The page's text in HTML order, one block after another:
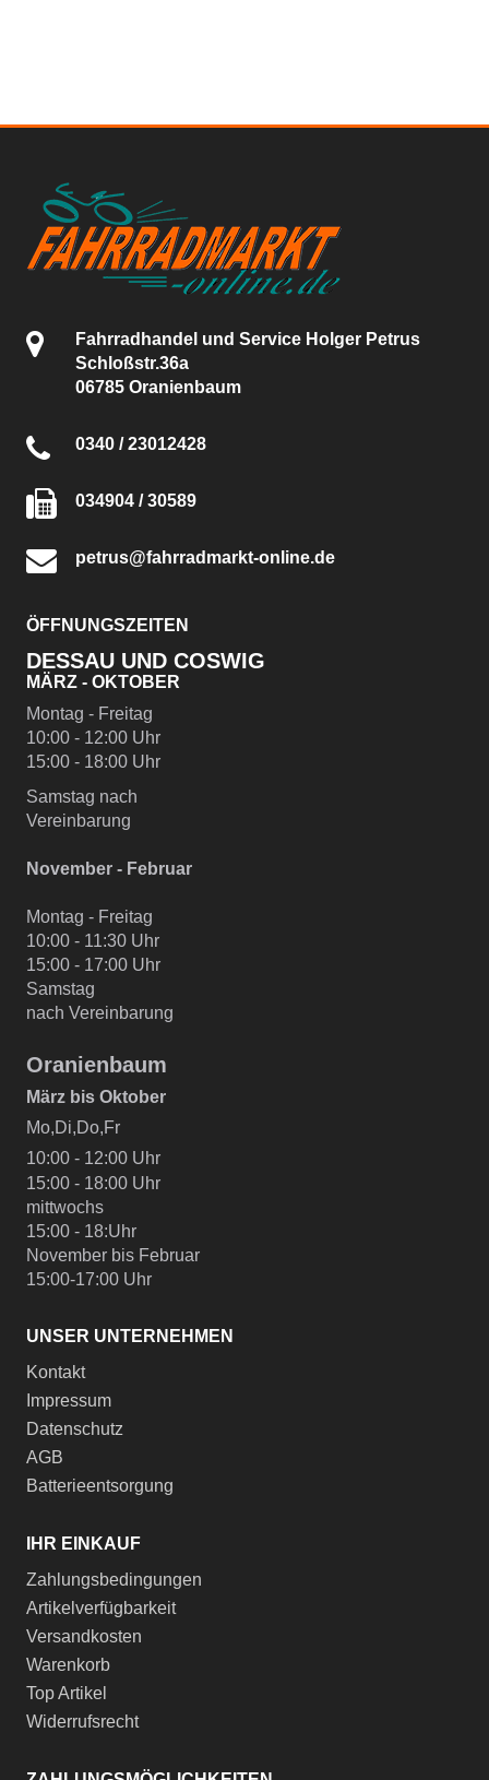
Fahrradhandel und Service Holger Petrus
Schloßstr.36a
06785 Oranienbaum
0340 / 23012428
034904 / 30589
petrus@fahrradmarkt-online.de
ÖFFNUNGSZEITEN
DESSAU UND COSWIG
MÄRZ - OKTOBER
Montag - Freitag
10:00 - 12:00 Uhr
15:00 - 18:00 Uhr
Samstag nach
Vereinbarung
November - Februar
Montag - Freitag
10:00 - 11:30 Uhr
15:00 - 17:00 Uhr
Samstag
nach Vereinbarung
Oranienbaum
März bis Oktober
Mo,Di,Do,Fr
10:00 - 12:00 Uhr
15:00 - 18:00 Uhr
mittwochs
15:00 - 18:Uhr
November bis Februar
15:00-17:00 Uhr
UNSER UNTERNEHMEN
Kontakt
Impressum
Datenschutz
AGB
Batterieentsorgung
IHR EINKAUF
Zahlungsbedingungen
Artikelverfügbarkeit
Versandkosten
Warenkorb
Top Artikel
Widerrufsrecht